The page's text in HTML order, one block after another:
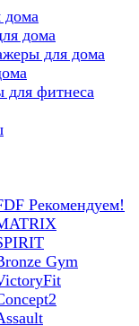
дома
дома
для дома
для фитнеса
Рекомендуем!
Gym